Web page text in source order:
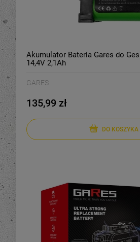
Akumulator Bateria Gares do
14,4V 2,1Ah
GARES
135,99 zł
DO KOSZYKA